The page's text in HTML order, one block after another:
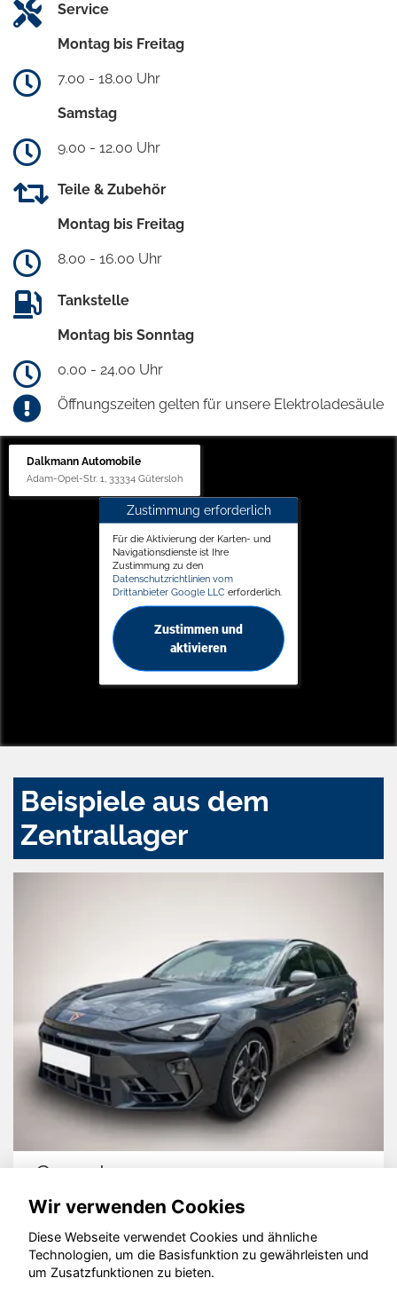
Service
Montag bis Freitag
7.00 - 18.00 Uhr
Samstag
9.00 - 12.00 Uhr
Teile & Zubehör
Montag bis Freitag
8.00 - 16.00 Uhr
Tankstelle
Montag bis Sonntag
0.00 - 24.00 Uhr
Öffnungszeiten gelten für unsere Elektroladesäule
Dalkmann Automobile
Adam-Opel-Str. 1, 33334 Gütersloh
Zustimmung erforderlich
Für die Aktivierung der Karten- und
Navigationsdienste ist Ihre
Zustimmung zu den
Datenschutzrichtlinien vom
Drittanbieter Google LLC erforderlich.
Zustimmen und
aktivieren
Beispiele aus dem
Zentrallager
Cupra Leon
© konjunkturmotor.de GmbH 2020 - 2026
Wir verwenden Cookies
Diese Webseite verwendet Cookies und ähnliche
Technologien, um die Basisfunktion zu gewährleisten und
um Zusatzfunktionen zu bieten.